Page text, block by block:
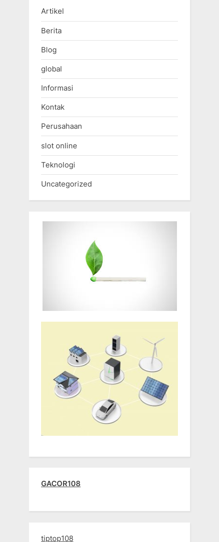
Artikel
Berita
Blog
global
Informasi
Kontak
Perusahaan
slot online
Teknologi
Uncategorized
GACOR108
tiptop108